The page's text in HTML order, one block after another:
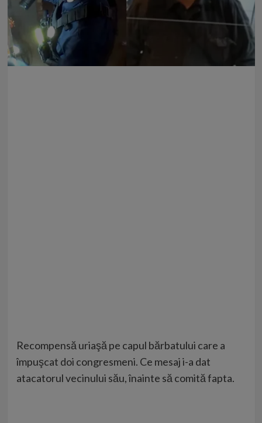
Recompensă uriaşă pe capul bărbatului care a
împuşcat doi congresmeni. Ce mesaj i-a dat
atacatorul vecinului său, înainte să comită fapta.